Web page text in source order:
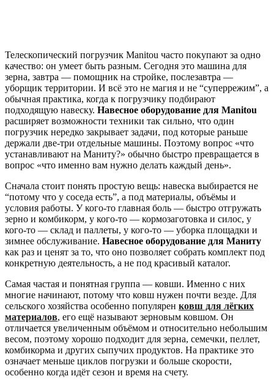
Телескопический погрузчик Manitou часто покупают за одно
качество: он умеет быть разным. Сегодня это машина для
зерна, завтра — помощник на стройке, послезавтра —
уборщик территории. И всё это не магия и не “суперрежим”, а
обычная практика, когда к погрузчику подбирают
подходящую навеску. Навесное оборудование для Manitou
расширяет возможности техники так сильно, что один
погрузчик нередко закрывает задачи, под которые раньше
держали две-три отдельные машины. Поэтому вопрос «что
устанавливают на Маниту?» обычно быстро превращается в
вопрос «что именно вам нужно делать каждый день».
Сначала стоит понять простую вещь: навеска выбирается не
“потому что у соседа есть”, а под материалы, объёмы и
условия работы. У кого-то главная боль — быстро отгружать
зерно и комбикорм, у кого-то — кормозаготовка и силос, у
кого-то — склад и паллеты, у кого-то — уборка площадки и
зимнее обслуживание. Навесное оборудование для Маниту
как раз и ценят за то, что оно позволяет собрать комплект под
конкретную деятельность, а не под красивый каталог.
Самая частая и понятная группа — ковши. Именно с них
многие начинают, потому что ковш нужен почти везде. Для
сельского хозяйства особенно популярен ковш для лёгких
материалов, его ещё называют зерновым ковшом. Он
отличается увеличенным объёмом и относительно небольшим
весом, поэтому хорошо подходит для зерна, семечки, пеллет,
комбикорма и других сыпучих продуктов. На практике это
означает меньше циклов погрузки и больше скорости,
особенно когда идёт сезон и время на счету.